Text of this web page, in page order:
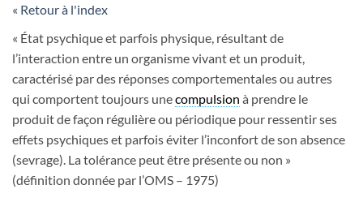
« Retour à l'index
« État psychique et parfois physique, résultant de
l’interaction entre un organisme vivant et un produit,
caractérisé par des réponses comportementales ou autres
qui comportent toujours unecompulsion à prendre le
produit de façon régulière ou périodique pour ressentir ses
effets psychiques et parfois éviter l’inconfort de son absence
(sevrage). La tolérance peut être présente ou non »
(définition donnée par l’OMS – 1975)